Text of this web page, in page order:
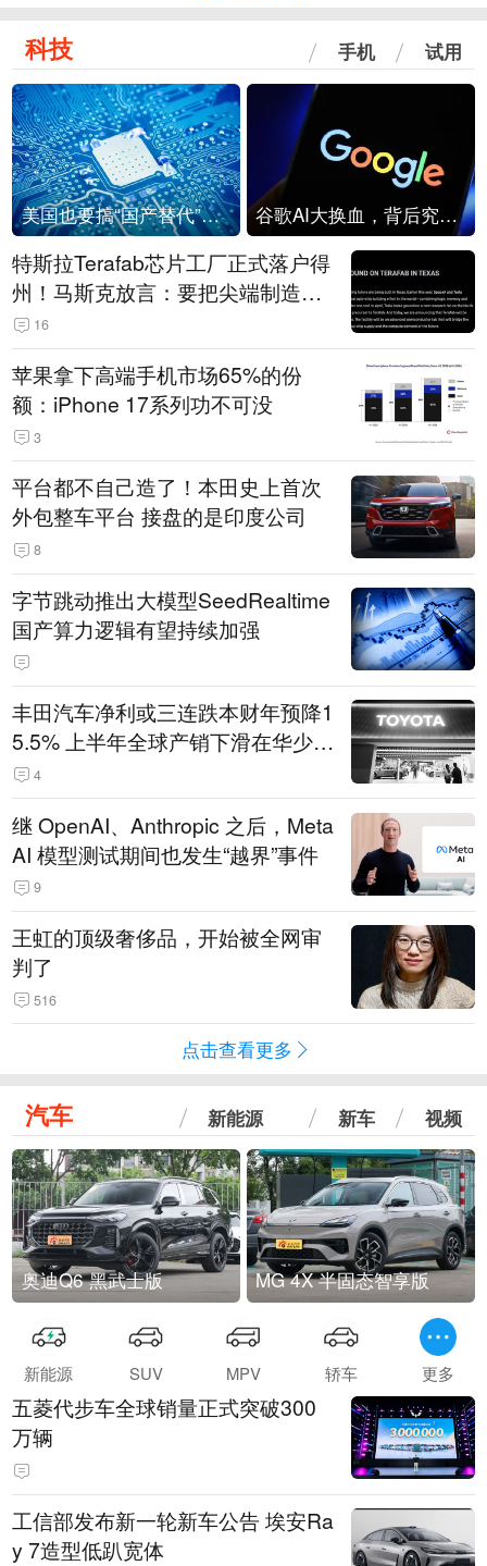
科技 手机 试用
美国也要搞“国产替代”？先算清三笔账 谷歌AI大换血，背后究竟发生了什么？
特斯拉Terafab芯片工厂正式落户得
州！马斯克放言：要把尖端制造带
回美国
16
苹果拿下高端手机市场65%的份
额：iPhone 17系列功不可没
3
平台都不自己造了！本田史上首次
外包整车平台 接盘的是印度公司
8
字节跳动推出大模型SeedRealtime
国产算力逻辑有望持续加强
丰田汽车净利或三连跌本财年预降1
5.5% 上半年全球产销下滑在华少卖
14.3万辆
4
继 OpenAI、Anthropic 之后，Meta
AI 模型测试期间也发生“越界”事件
9
王虹的顶级奢侈品，开始被全网审
判了
516
点击查看更多
汽车 新能源 新车 视频
奥迪Q6 黑武士版 MG 4X 半固态智享版
新能源 SUV MPV 轿车 更多
五菱代步车全球销量正式突破300
万辆
工信部发布新一轮新车公告 埃安Ra
y 7造型低趴宽体